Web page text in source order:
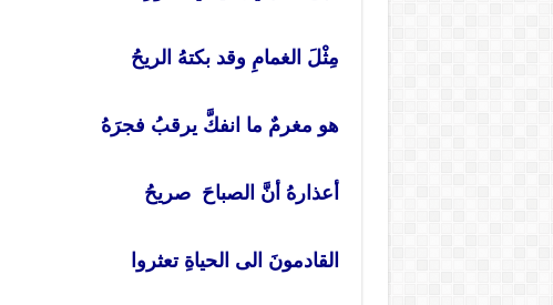
مِثْلَ الغمامِ وقد بكتهُ الريحُ
هو مغرمٌ ما انفكَّ يرقبُ فجرَهُ
أعذارهُ أنَّ الصباحَ صريحُ
القادمونَ الى الحياةِ تعثروا